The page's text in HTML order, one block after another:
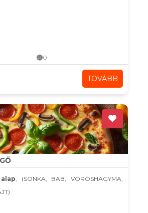
0
TOVÁBB
, (SONKA, BAB, VÖRÖSHAGYMA,